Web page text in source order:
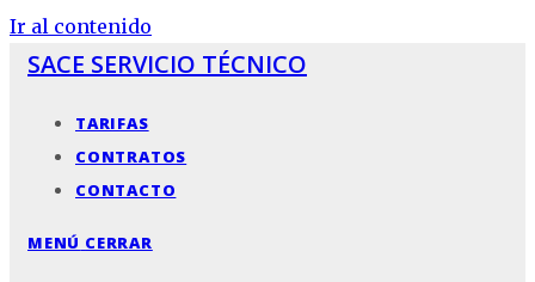
Ir al contenido
SACE SERVICIO TÉCNICO
TARIFAS
CONTRATOS
CONTACTO
MENÚ CERRAR